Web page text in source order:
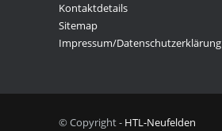
Kontaktdetails
Sitemap
Impressum/Datenschutzerklärung
© Copyright - HTL-Neufelden